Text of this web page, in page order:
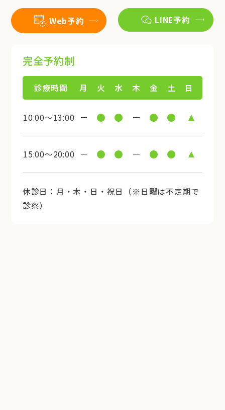
Web予約 LINE予約
完全予約制
診療時間 月 火 水 木 金 土 日
10:00～13:00
15:00～20:00
休診日：月・木・日・祝日（※日曜は不定期で
診察）